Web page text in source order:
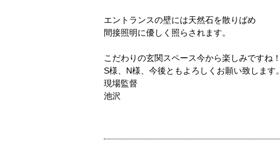
エントランスの壁には天然石を散りばめ
間接照明に優しく照らされます。
こだわりの玄関スペース今から楽しみですね！
S様、N様、今後ともよろしくお願い致します。
現場監督
池沢